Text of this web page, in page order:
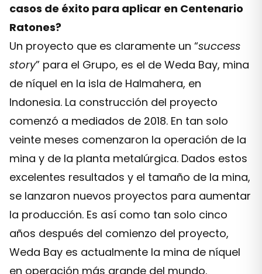
casos de éxito para aplicar en Centenario
Ratones?
Un proyecto que es claramente un “success
story” para el Grupo, es el de Weda Bay, mina
de níquel en la isla de Halmahera, en
Indonesia. La construcción del proyecto
comenzó a mediados de 2018. En tan solo
veinte meses comenzaron la operación de la
mina y de la planta metalúrgica. Dados estos
excelentes resultados y el tamaño de la mina,
se lanzaron nuevos proyectos para aumentar
la producción. Es así como tan solo cinco
años después del comienzo del proyecto,
Weda Bay es actualmente la mina de níquel
en operación más grande del mundo.